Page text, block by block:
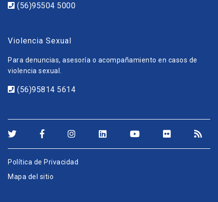
(56)95504 5000
Violencia Sexual
Para denuncias, asesoría o acompañamiento en casos de
violencia sexual.
(56)95814 5614
Política de Privacidad
Mapa del sitio